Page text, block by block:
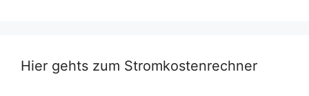
Hier gehts zum Stromkostenrechner